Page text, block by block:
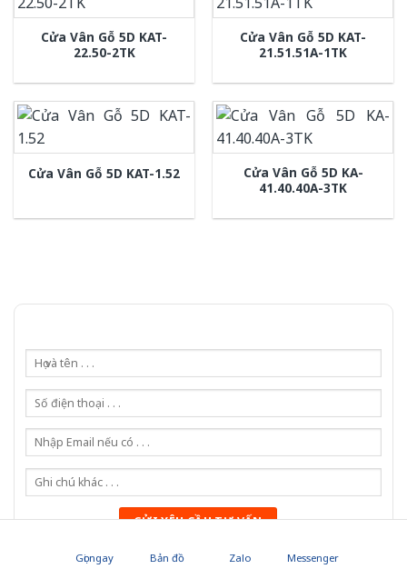
Cửa Vân Gỗ 5D KAT-
22.50-2TK
Cửa Vân Gỗ 5D KAT-
21.51.51A-1TK
Cửa Vân Gỗ 5D KAT-1.52
Cửa Vân Gỗ 5D KA-
41.40.40A-3TK
Gọi ngay Bản đồ Zalo Messenger